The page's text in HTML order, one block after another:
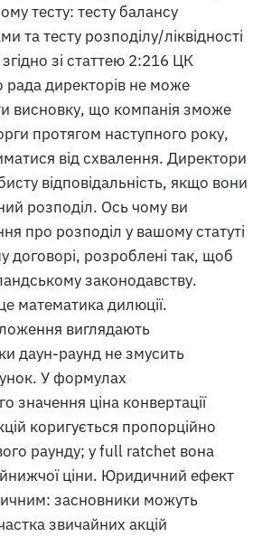
тесту: тесту балансу
та тесту розподілу/ліквідності
зі статтею 2:216 ЦК
рада директорів не може
висновку, що компанія зможе
протягом наступного року,
від схвалення. Директори
відповідальність, якщо вони
розподіл. Ось чому ви
про розподіл у вашому статуті
договорі, розроблені так, щоб
законодавству.
математика дилюції.
виглядають
даун-раунд не змусить
У формулах
значення ціна конвертації
коригується пропорційно
раунду; у full ratchet вона
ціни. Юридичний ефект
засновники можуть
звичайних акцій